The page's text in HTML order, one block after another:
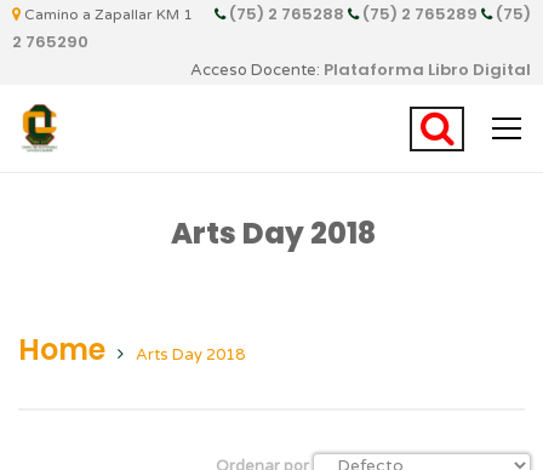
Camino a Zapallar KM 1 (75) 2 765288 (75) 2 765289
(75)
2 765290
Acceso Docente: Plataforma Libro Digital
Arts Day 2018
Home Arts Day 2018